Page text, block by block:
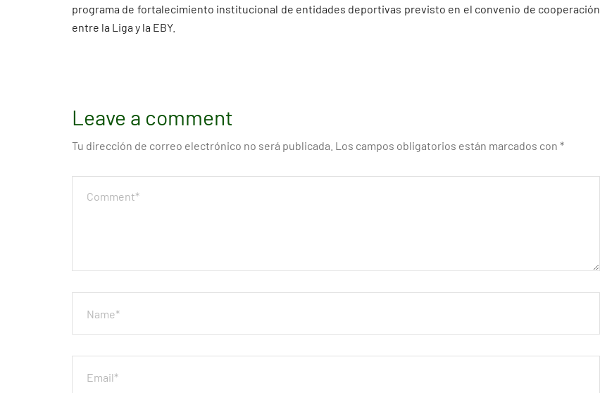
programa de fortalecimiento institucional de entidades deportivas previsto en el convenio de cooperación
entre la Liga y la EBY.
Leave a comment
Tu dirección de correo electrónico no será publicada. Los campos obligatorios están marcados con *